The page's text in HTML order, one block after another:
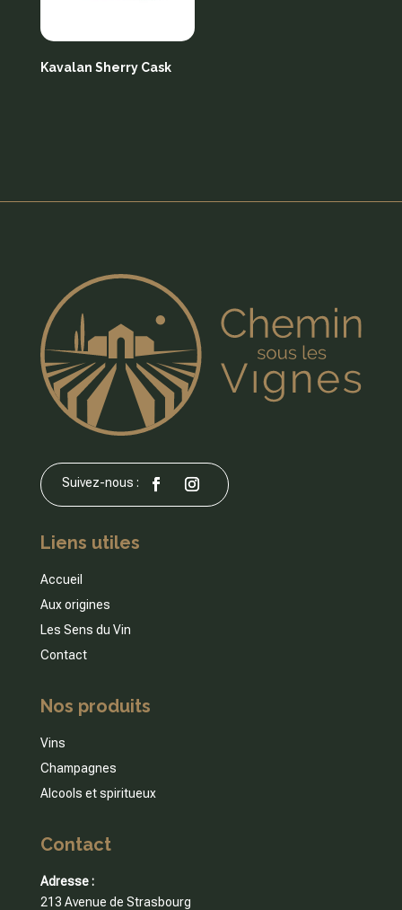
Kavalan Sherry Cask
Liens utiles
Accueil
Aux origines
Les Sens du Vin
Contact
Nos produits
Vins
Champagnes
Alcools et spiritueux
Contact
Adresse :
213 Avenue de Strasbourg